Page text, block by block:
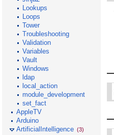
Lookups
Loops
Tower
Troubleshooting
Validation
Variables
Vault
Windows
ldap
local_action
module_development
set_fact
AppleTV
Arduino
ArtificialIntelligence (3)